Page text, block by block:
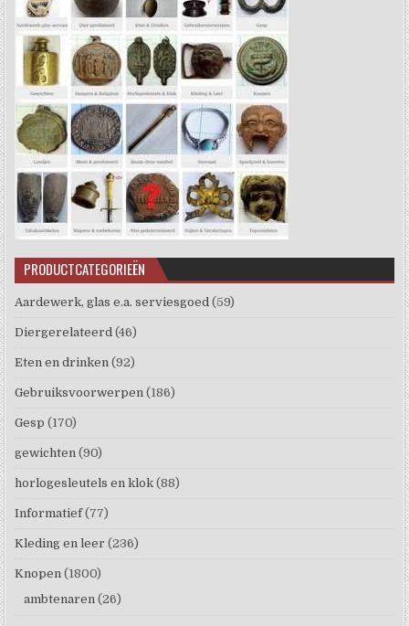
PRODUCTCATEGORIEËN
Aardewerk, glas e.a. serviesgoed (59)
Diergerelateerd (46)
Eten en drinken (92)
Gebruiksvoorwerpen (186)
Gesp (170)
gewichten (90)
horlogesleutels en klok (88)
Informatief (77)
Kleding en leer (236)
Knopen (1800)
ambtenaren (26)